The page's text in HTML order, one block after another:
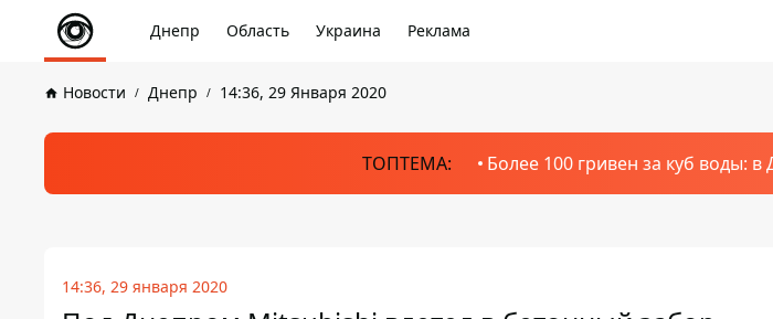
Днепр Область Украина Реклама
Новости Днепр 14:36, 29 Января 2020
ТОПТЕМА: Более 100 гривен за куб воды:
14:36, 29 января 2020